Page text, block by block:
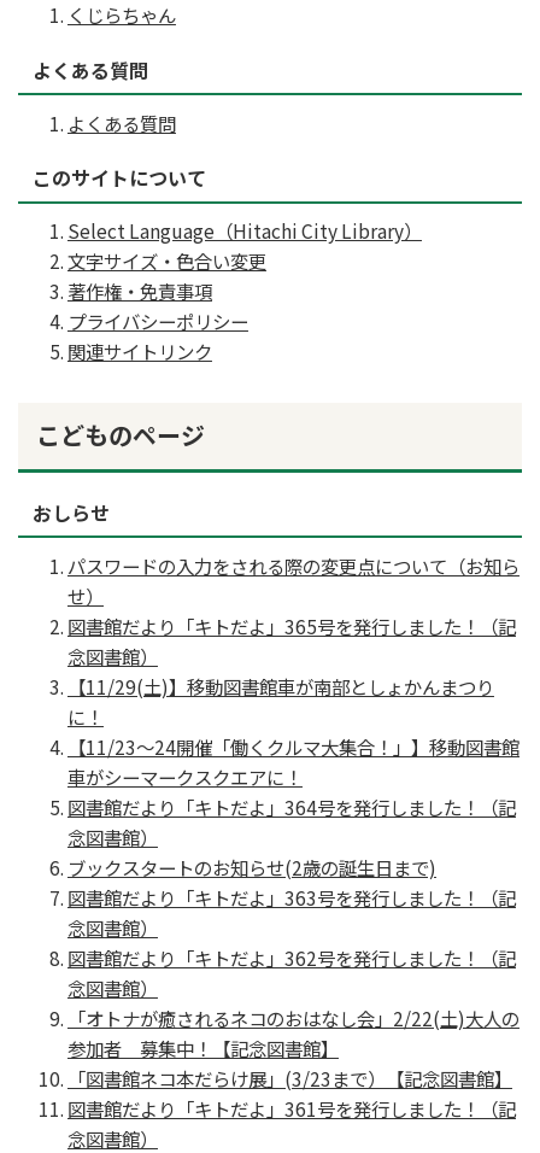
くじらちゃん
よくある質問
よくある質問
このサイトについて
Select Language（Hitachi City Library）
文字サイズ・色合い変更
著作権・免責事項
プライバシーポリシー
関連サイトリンク
こどものページ
おしらせ
パスワードの入力をされる際の変更点について（お知ら
せ）
図書館だより「キトだよ」365号を発行しました！（記
念図書館）
【11/29(土)】移動図書館車が南部としょかんまつり
に！
【11/23～24開催「働くクルマ大集合！」】移動図書館
車がシーマークスクエアに！
図書館だより「キトだよ」364号を発行しました！（記
念図書館）
ブックスタートのお知らせ(2歳の誕生日まで)
図書館だより「キトだよ」363号を発行しました！（記
念図書館）
図書館だより「キトだよ」362号を発行しました！（記
念図書館）
「オトナが癒されるネコのおはなし会」2/22(土)大人の
参加者 募集中！【記念図書館】
「図書館ネコ本だらけ展」(3/23まで）【記念図書館】
図書館だより「キトだよ」361号を発行しました！（記
念図書館）